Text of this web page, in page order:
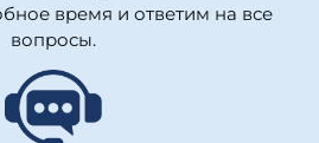
время и ответим на все
вопросы.